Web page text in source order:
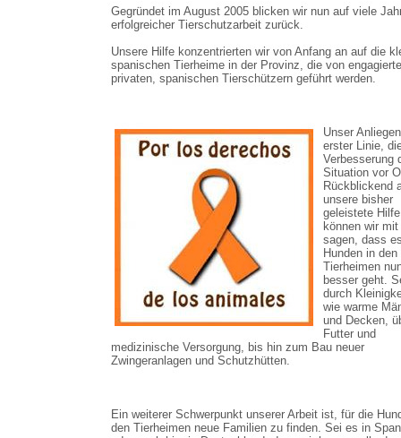
Gegründet im August 2005 blicken wir nun auf viele
erfolgreicher Tierschutzarbeit zurück.
Unsere Hilfe konzentrierten wir von Anfang an auf die
spanischen Tierheime in der Provinz, die von
privaten, spanischen Tierschützern geführt werden.
Unser
erster Linie,
Verbesserung
Situation vor
Rückblickend
unsere bisher
geleistete Hilfe
können wir
sagen, dass
Hunden in den
Tierheimen
besser geht.
durch
wie warme
und Decken,
Futter und
medizinische Versorgung, bis hin zum Bau neuer
Zwingeranlagen und Schutzhütten.
Ein weiterer Schwerpunkt unserer Arbeit ist, für die
den Tierheimen neue Familien zu finden. Sei es in